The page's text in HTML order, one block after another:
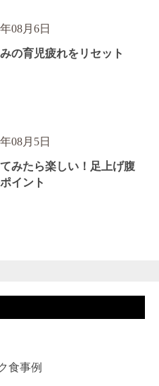
08月6日
の育児疲れをリセット
08月5日
みたら楽しい！足上げ腹
イント
食事例